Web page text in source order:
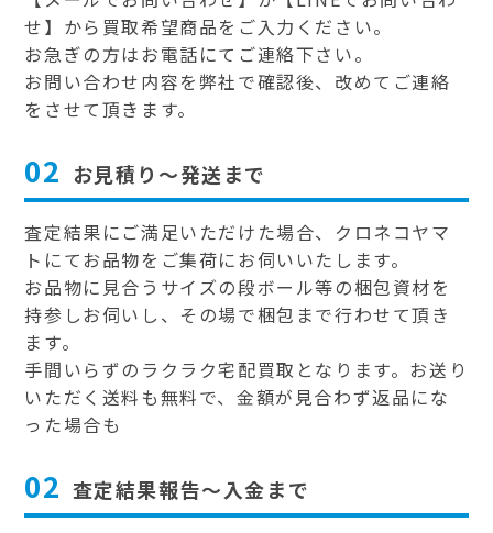
せ】から買取希望商品をご入力ください。
お急ぎの方はお電話にてご連絡下さい。
お問い合わせ内容を弊社で確認後、改めてご連絡
をさせて頂きます。
02 お見積り～発送まで
査定結果にご満足いただけた場合、クロネコヤマ
トにてお品物をご集荷にお伺いいたします。
お品物に見合うサイズの段ボール等の梱包資材を
持参しお伺いし、その場で梱包まで行わせて頂き
ます。
手間いらずのラクラク宅配買取となります。お送り
いただく送料も無料で、金額が見合わず返品にな
った場合も
02 査定結果報告～入金まで